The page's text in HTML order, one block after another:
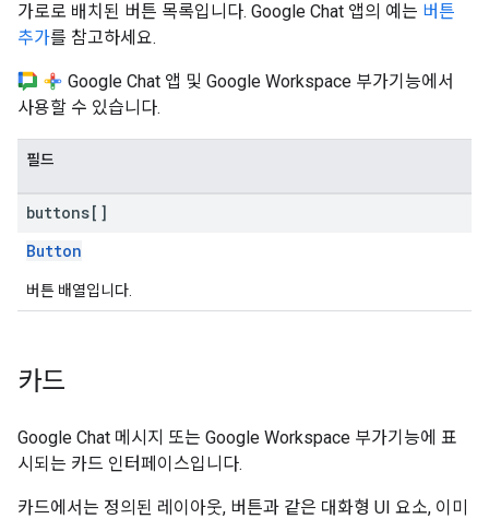
가로로 배치된 버튼 목록입니다. Google Chat 앱의 예는 버튼
추가를 참고하세요.
Google Chat 앱 및 Google Workspace 부가기능에서
사용할 수 있습니다.
필드
buttons[]
Button
버튼 배열입니다.
카드
Google Chat 메시지 또는 Google Workspace 부가기능에 표
시되는 카드 인터페이스입니다.
카드에서는 정의된 레이아웃, 버튼과 같은 대화형 UI 요소, 이미